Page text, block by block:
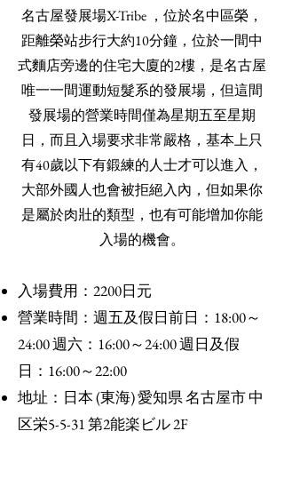
名古屋發展場X-Tribe ，位於名中區榮，
距離榮站步行大約10分鐘，位於一間中
式麵店旁邊的住宅大廈的2樓，是名古屋
唯一一間運動短髮系的發展場，但這間
發展場的營業時間僅為星期五至星期
日，而且入場要求非常嚴格，基本上只
有40歲以下有鍛練的人士才可以進入，
大部外國人也會被拒絕入內，但如果你
是屬於肉壯的類型，也有可能增加你能
入場的機會。
入場費用：2200日元
營業時間：週五及假日前日：18:00～
24:00 週六：16:00～24:00 週日及假
日：16:00～22:00
地址：日本 (東海) 愛知県 名古屋市 中
区栄5-5-31 第2能楽ビル 2F